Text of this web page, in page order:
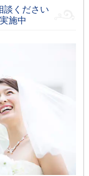
談ください
施中